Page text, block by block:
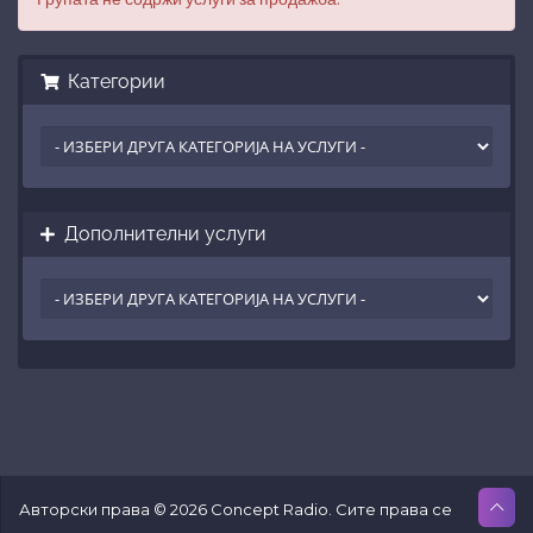
Категории
Дополнителни услуги
Авторски права © 2026 Concept Radio. Сите права се